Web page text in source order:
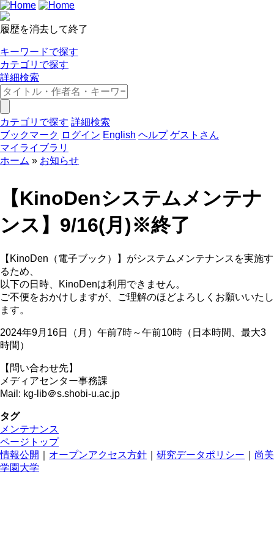
履歴を消去して終了
キーワードで探す
カテゴリで探す
詳細検索
カテゴリで探す 詳細検索
ブックマーク ログイン English ヘルプ ゲストさん
マイライブラリ
ホーム
お知らせ
【KinoDenシステムメンテナ
ンス】9/16(月)※終了
【KinoDen（電子ブック）】がシステムメンテナンスを実施す
るため、
以下の日時、KinoDenは利用できません。
ご不便をおかけしますが、ご理解のほどよろしくお願いいたし
ます。
2024年9月16日（月）午前7時～午前10時（日本時間、最大3
時間）
【問い合わせ先】
メディアセンター事務課
Mail: kg-lib＠s.shobi-u.ac.jp
タグ
メンテナンス
ページトップ
情報公開
オープンアクセス方針 研究データポリシー
尚美
学園大学